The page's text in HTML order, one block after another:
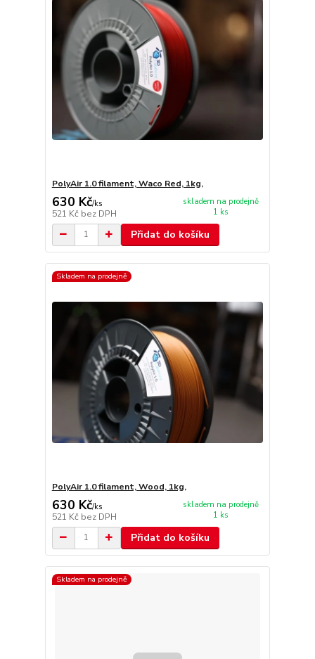
PolyAir 1.0 filament, Waco Red, 1kg,
630 Kč/ks
521 Kč bez DPH
skladem na prodejně
1 ks
Přidat do košíku
Skladem na prodejně
PolyAir 1.0 filament, Wood, 1kg,
630 Kč/ks
521 Kč bez DPH
skladem na prodejně
1 ks
Přidat do košíku
Skladem na prodejně